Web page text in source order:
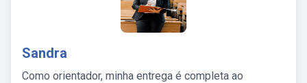
Sandra
Como orientador, minha entrega é completa ao